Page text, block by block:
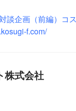
談企画（前編）コ
f.com/
株式会社